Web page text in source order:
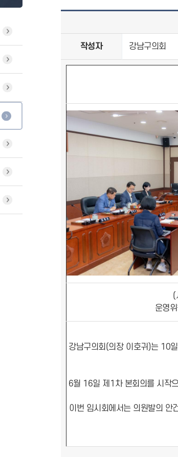
작성자 강남구의회
(
운영
강남구의회(의장 이호귀)는 10
6월 16일 제1차 본회의를 시작
이번 임시회에서는 의원발의